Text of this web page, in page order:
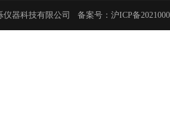
仪器科技有限公司 备案号： 沪ICP备